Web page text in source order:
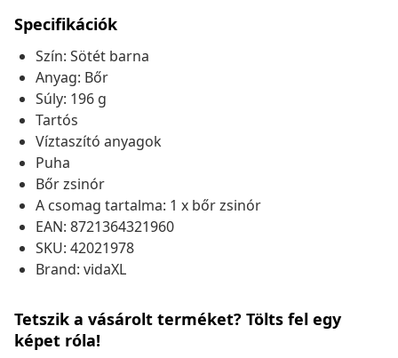
Specifikációk
Szín: Sötét barna
Anyag: Bőr
Súly: 196 g
Tartós
Víztaszító anyagok
Puha
Bőr zsinór
A csomag tartalma: 1 x bőr zsinór
EAN: 8721364321960
SKU: 42021978
Brand: vidaXL
Tetszik a vásárolt terméket? Tölts fel egy
képet róla!